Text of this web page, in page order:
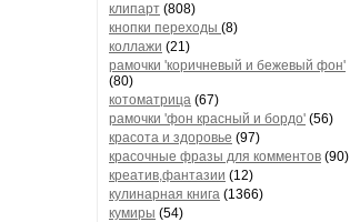
клипарт (808)
кнопки переходы (8)
коллажи (21)
рамочки 'коричневый и бежевый фон'
(80)
котоматрица (67)
рамочки 'фон красный и бордо' (56)
красота и здоровье (97)
красочные фразы для комментов (90)
креатив,фантазии (12)
кулинарная книга (1366)
кумиры (54)